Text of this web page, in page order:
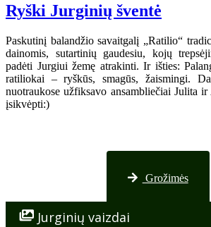
Ryški Jurginių šventė
Paskutinį balandžio savaitgalį „Ratilio“
dainomis, sutartinių gaudesiu, kojų
padėti Jurgiui žemę atrakinti. Ir išties:
ratiliokai – ryškūs, smagūs, žaismingi.
nuotraukose užfiksavo ansambliečiai Julita
įsikvėpti:)
Nuotraukos iš Palangos
Grožimės
Jurginių vaizdai